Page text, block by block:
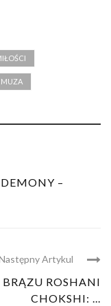
–
Artykul
ROSHANI
CHOKSHI: ...